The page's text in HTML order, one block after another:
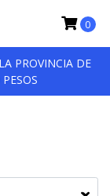
PROVINCIA DE
0